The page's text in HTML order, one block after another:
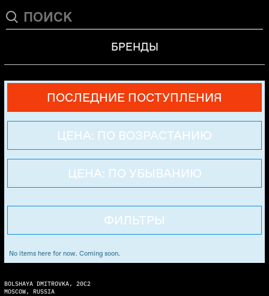
БРЕНДЫ
ПОСЛЕДНИЕ ПОСТУПЛЕНИЯ
ЦЕНА: ПО ВОЗРАСТАНИЮ
ЦЕНА: ПО УБЫВАНИЮ
ФИЛЬТРЫ
No items here for now. Coming soon.
BOLSHAYA DMITROVKA, 20C2
MOSCOW, RUSSIA